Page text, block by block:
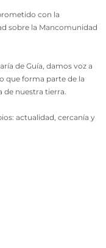
con la
sobre la Mancomunidad
de Guía, damos voz a
que forma parte de la
nuestra tierra.
actualidad, cercanía y